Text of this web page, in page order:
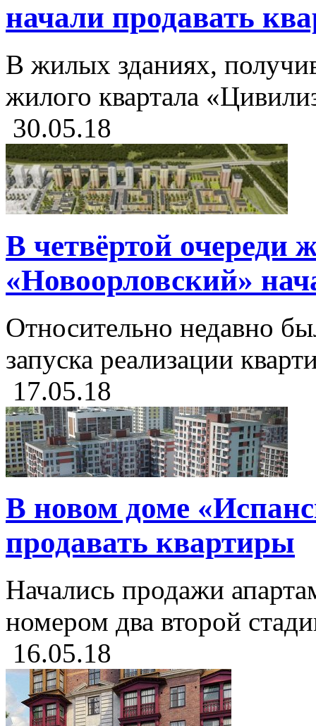
начали продавать
В жилых зданиях,
жилого квартала
30.05.18
В четвёртой очереди
«Новоорловский»
Относительно недавно
запуска реализации
17.05.18
В новом доме
продавать квартиры
Начались продажи
номером два второй
16.05.18